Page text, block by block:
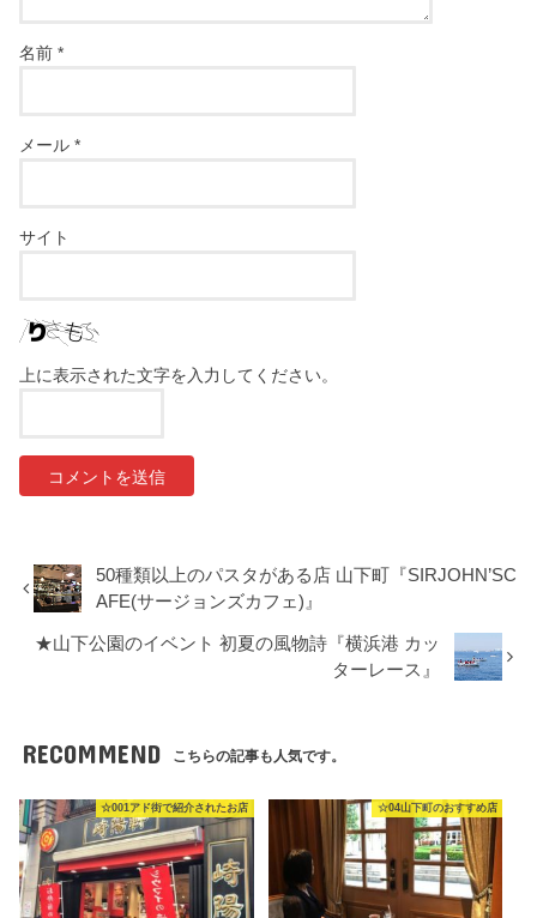
名前*
メール*
サイト
上に表示された文字を入力してください。
50種類以上のパスタがある店 山下町『SIRJOHN’SC
AFE(サージョンズカフェ)』
★山下公園のイベント 初夏の風物詩『横浜港 カッ
ターレース』
RECOMMEND こちらの記事も人気です。
☆001アド街で紹介されたお店 ☆04山下町のおすすめ店